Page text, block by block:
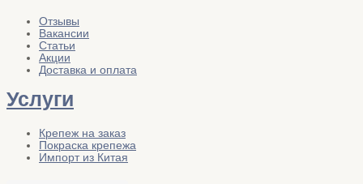
Отзывы
Вакансии
Статьи
Акции
Доставка и оплата
Услуги
Крепеж на заказ
Покраска крепежа
Импорт из Китая